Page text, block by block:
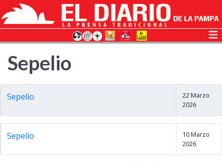
Sepelio
Sepelio
22 Marzo
2026
Sepelio
10 Marzo
2026